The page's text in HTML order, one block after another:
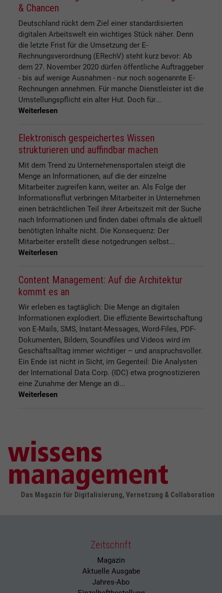
& Chancen
Deutschland rückt dem Ziel einer standardisierten
digitalen Arbeitswelt ein wichtiges Stück näher. Denn
die letzte Frist für die Umsetzung der E-
Rechnungsverordnung (ERechV) steht kurz bevor: Ab
dem 27. November 2020 dürfen öffentliche Auftraggeber
- bis auf wenige Ausnahmen - nur noch sogenannte E-
Rechnungen annehmen. Für manche Dienstleister ist die
Umstellungspflicht ein alter Hut. Doch für...
Weiterlesen
Elektronisch gespeichertes Wissen
strukturieren und auffindbar machen
Mit dem Trend zu Unternehmensportalen steigt die
Menge an Informationen, auf die der einzelne
Mitarbeiter zugreifen kann, weiter an. Als Folge der
Informationsflut verbringen Mitarbeiter in Unternehmen
einen beträchtlichen Teil ihrer Arbeitszeit mit der Suche
nach Informationen und finden dabei oftmals die aktuell
benötigten Inhalte nicht. Die Konsequenz: Der
Mitarbeiter erstellt diese notgedrungen selbst...
Weiterlesen
Content Management: Auf die Architektur
kommt es an
Wir erleben es tagtäglich: Die Menge an digitalen
Informationen explodiert. Die effiziente Bewirtschaftung
von E-Mails, SMS, Instant-Messages, Word-Files, PDF-
Dokumenten, Bildern, Soundfiles und Videos wird im
Geschäftsalltag immer wichtiger – und anspruchsvoller.
Ein Ende ist nicht in Sicht, im Gegenteil: Die Analysten
der International Data Corp. (IDC) etwa prognostizieren
eine Zunahme der Menge an di...
Weiterlesen
Das Magazin für Digitalisierung, Vernetzung & Collaboration
Zeitschrift
Magazin
Aktuelle Ausgabe
Jahres-Abo